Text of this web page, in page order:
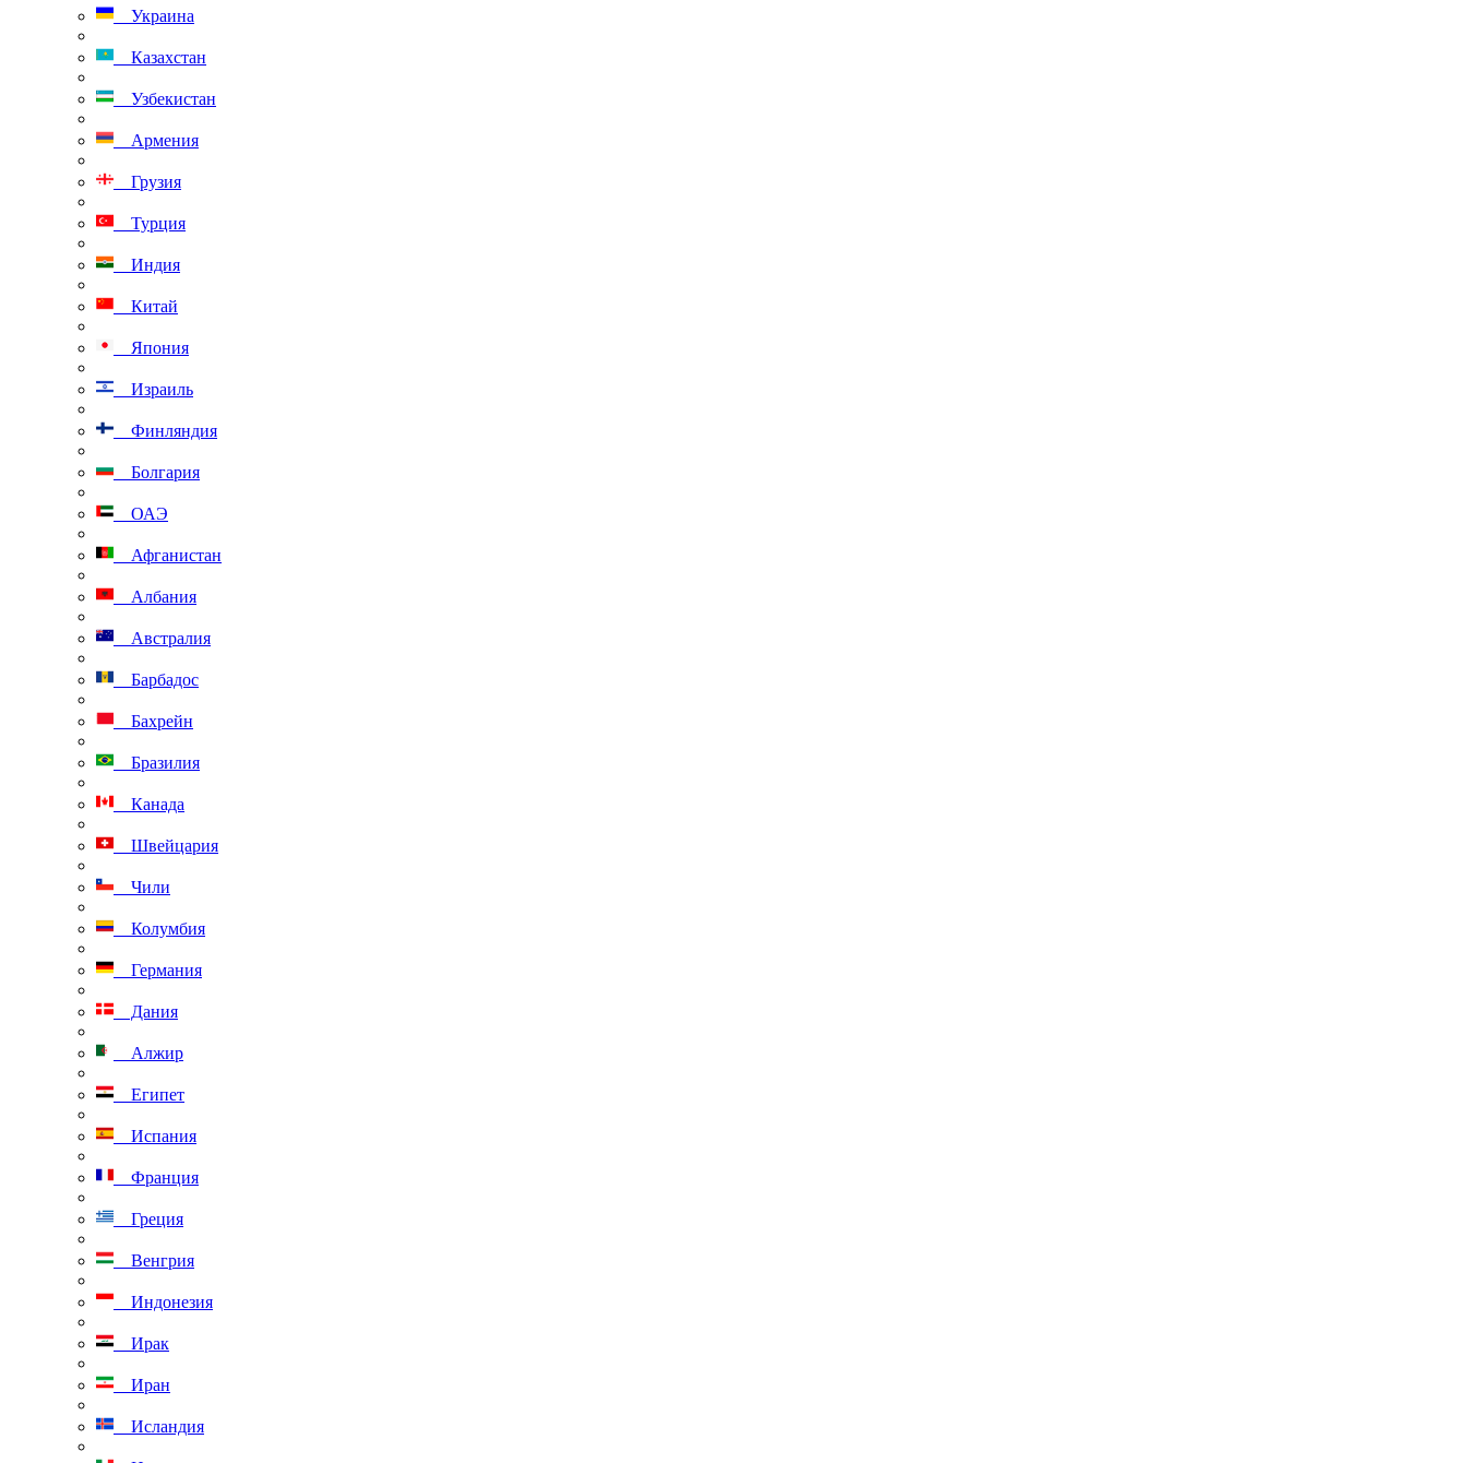
Украина
Казахстан
Узбекистан
Армения
Грузия
Турция
Индия
Китай
Япония
Израиль
Финляндия
Болгария
ОАЭ
Афганистан
Албания
Австралия
Барбадос
Бахрейн
Бразилия
Канада
Швейцария
Чили
Колумбия
Германия
Дания
Алжир
Египет
Испания
Франция
Греция
Венгрия
Индонезия
Ирак
Иран
Исландия